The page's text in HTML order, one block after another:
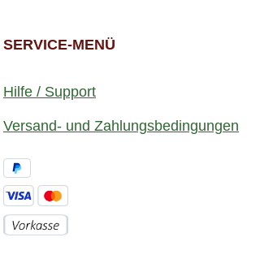
SERVICE-MENÜ
Hilfe / Support
Versand- und Zahlungsbedingungen